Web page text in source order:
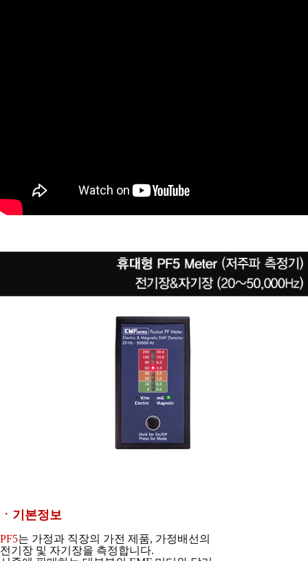
ㆍ기본정보
PF5는 가정과 직장의 가전 제품, 가정배선의
전기장 및 자기장을 측정합니다.